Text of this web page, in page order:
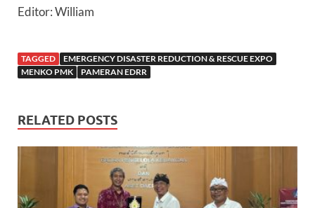
Editor: William
TAGGED
EMERGENCY DISASTER REDUCTION & RESCUE EXPO
MENKO PMK
PAMERAN EDRR
RELATED POSTS